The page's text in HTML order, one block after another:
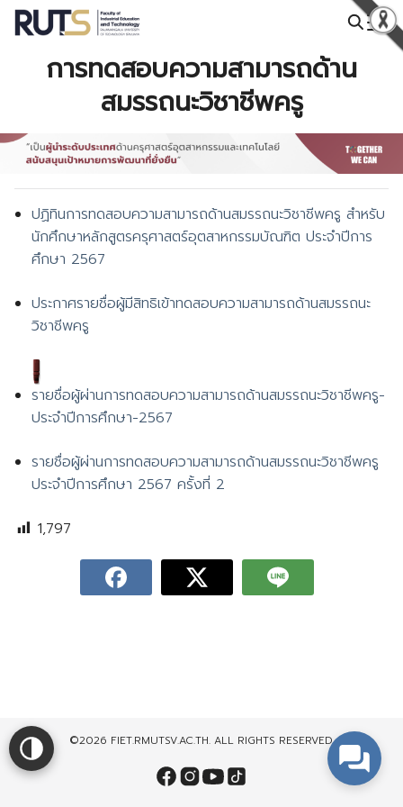
Skip
การทดสอบความสามารถด้าน
สมรรถนะวิชาชีพครู
ปฏิทินการทดสอบความสามารถด้านสมรรถนะวิชาชีพครู สำหรับ
นักศึกษาหลักสูตรครุศาสตร์อุตสาหกรรมบัณฑิต ประจำปีการ
ศึกษา 2567
ประกาศรายชื่อผู้มีสิทธิเข้าทดสอบความสามารถด้านสมรรถนะ
วิชาชีพครู
รายชื่อผู้ผ่านการทดสอบความสามารถด้านสมรรถนะวิชาชีพครู-
ประจำปีการศึกษา-2567
รายชื่อผู้ผ่านการทดสอบความสามารถด้านสมรรถนะวิชาชีพครู
ประจำปีการศึกษา 2567 ครั้งที่ 2
1,797
©2026 FIET.RMUTSV.AC.TH. ALL RIGHTS RESERVED.